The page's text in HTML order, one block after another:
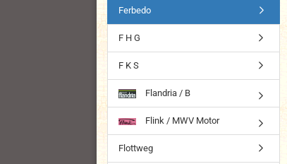
Ferbedo
F H G
F K S
Flandria / B
Flink / MWV Motor
Flottweg